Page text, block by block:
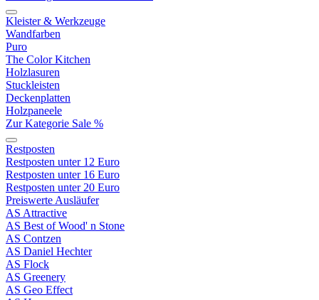
Kleister & Werkzeuge
Wandfarben
Puro
The Color Kitchen
Holzlasuren
Stuckleisten
Deckenplatten
Holzpaneele
Zur Kategorie Sale %
Restposten
Restposten unter 12 Euro
Restposten unter 16 Euro
Restposten unter 20 Euro
Preiswerte Ausläufer
AS Attractive
AS Best of Wood' n Stone
AS Contzen
AS Daniel Hechter
AS Flock
AS Greenery
AS Geo Effect